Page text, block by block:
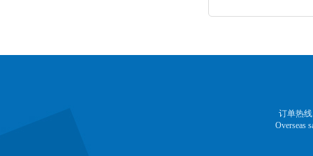
订单热线
Overseas